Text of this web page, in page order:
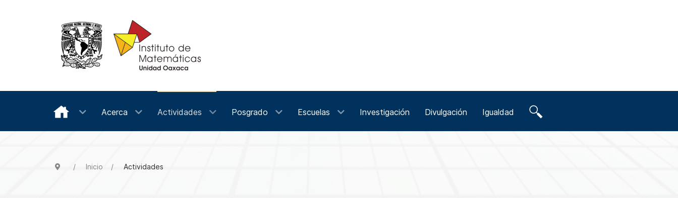
Acerca Actividades Posgrado Escuelas Investigación Divulgación Igualdad
Inicio Actividades